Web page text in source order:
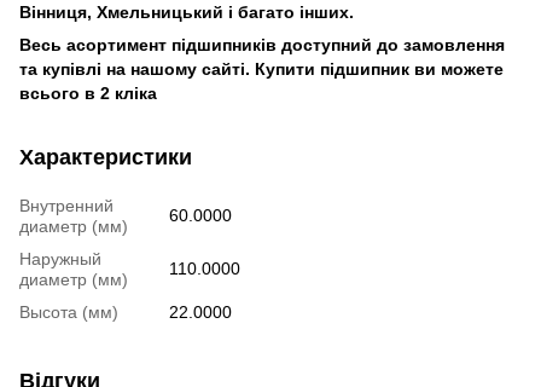
Вінниця, Хмельницький і багато інших.
Весь асортимент підшипників доступний до замовлення
та купівлі на нашому сайті. Купити підшипник ви можете
всього в 2 кліка
Характеристики
Внутренний
диаметр (мм)
60.0000
Наружный
диаметр (мм)
110.0000
Высота (мм) 22.0000
Відгуки